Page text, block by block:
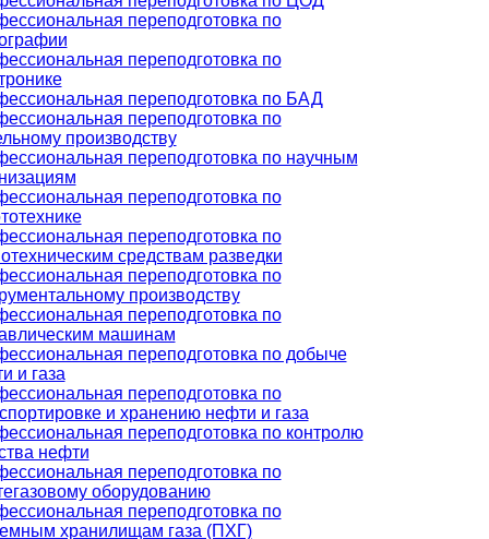
переподготовка по
переподготовка по
переподготовка по БАД
переподготовка по
производству
переподготовка по научным
переподготовка по
переподготовка по
средствам разведки
переподготовка по
производству
переподготовка по
машинам
переподготовка по добыче
и газа
переподготовка по
и хранению нефти и газа
переподготовка по контролю
нефти
переподготовка по
оборудованию
переподготовка по
хранилищам газа (ПХГ)